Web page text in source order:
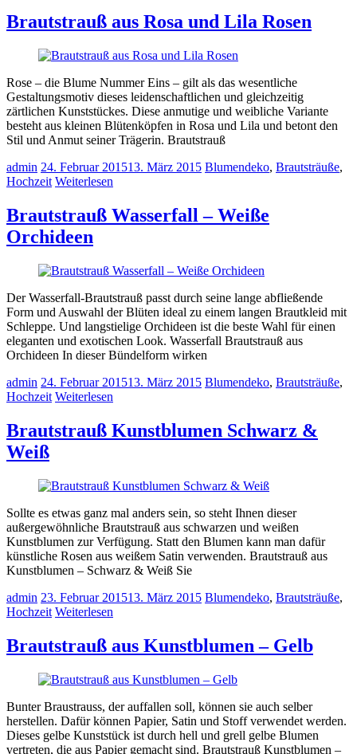
Brautstrauß aus Rosa und Lila Rosen
Rose – die Blume Nummer Eins – gilt als das wesentliche
Gestaltungsmotiv dieses leidenschaftlichen und gleichzeitig
zärtlichen Kunststückes. Diese anmutige und weibliche Variante
besteht aus kleinen Blütenköpfen in Rosa und Lila und betont den
Stil und Anmut seiner Trägerin. Brautstrauß
admin 24. Februar 201513. März 2015 Blumendeko, Brautsträuße,
Hochzeit Weiterlesen
Brautstrauß Wasserfall – Weiße
Orchideen
Der Wasserfall-Brautstrauß passt durch seine lange abfließende
Form und Auswahl der Blüten ideal zu einem langen Brautkleid mit
Schleppe. Und langstielige Orchideen ist die beste Wahl für einen
eleganten und exotischen Look. Wasserfall Brautstrauß aus
Orchideen In dieser Bündelform wirken
admin 24. Februar 201513. März 2015 Blumendeko, Brautsträuße,
Hochzeit Weiterlesen
Brautstrauß Kunstblumen Schwarz &
Weiß
Sollte es etwas ganz mal anders sein, so steht Ihnen dieser
außergewöhnliche Brautstrauß aus schwarzen und weißen
Kunstblumen zur Verfügung. Statt den Blumen kann man dafür
künstliche Rosen aus weißem Satin verwenden. Brautstrauß aus
Kunstblumen – Schwarz & Weiß Sie
admin 23. Februar 201513. März 2015 Blumendeko, Brautsträuße,
Hochzeit Weiterlesen
Brautstrauß aus Kunstblumen – Gelb
Bunter Braustrauss, der auffallen soll, können sie auch selber
herstellen. Dafür können Papier, Satin und Stoff verwendet werden.
Dieses gelbe Kunststück ist durch hell und grell gelbe Blumen
vertreten, die aus Papier gemacht sind. Brautstrauß Kunstblumen –